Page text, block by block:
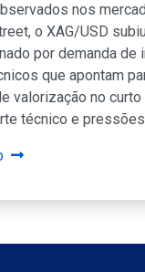
nos
o XAG/USD
por demanda de
que apontam
valorização no
técnico e